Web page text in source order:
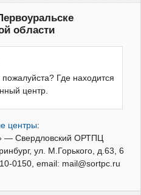
области
Где находится
центр.
центры:
— Свердловский ОРТПЦ
ул. М.Горького, д.63, 6
0150, email: mail@sortpc.ru